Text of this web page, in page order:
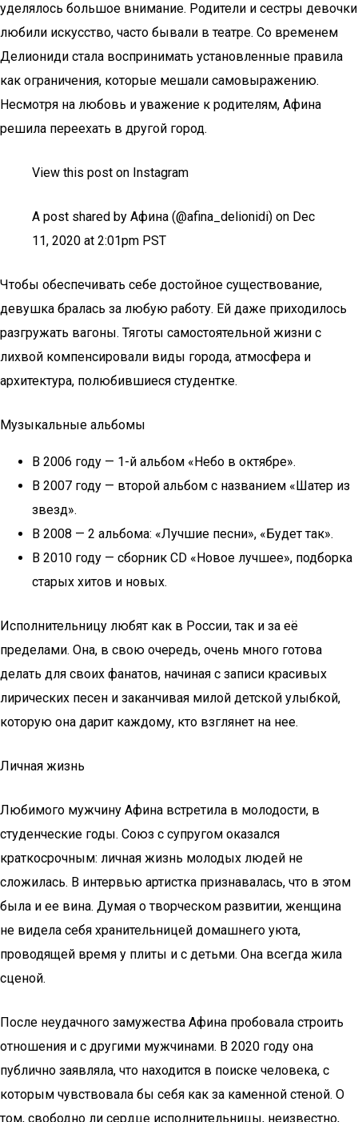
уделялось большое внимание. Родители и сестры девочки
любили искусство, часто бывали в театре. Со временем
Делиониди стала воспринимать установленные правила
как ограничения, которые мешали самовыражению.
Несмотря на любовь и уважение к родителям, Афина
решила переехать в другой город.
View this post on Instagram
A post shared by Афина (@afina_delionidi) on Dec
11, 2020 at 2:01pm PST
Чтобы обеспечивать себе достойное существование,
девушка бралась за любую работу. Ей даже приходилось
разгружать вагоны. Тяготы самостоятельной жизни с
лихвой компенсировали виды города, атмосфера и
архитектура, полюбившиеся студентке.
Музыкальные альбомы
В 2006 году — 1-й альбом «Небо в октябре».
В 2007 году — второй альбом с названием «Шатер из
звезд».
В 2008 — 2 альбома: «Лучшие песни», «Будет так».
В 2010 году — сборник CD «Новое лучшее», подборка
старых хитов и новых.
Исполнительницу любят как в России, так и за её
пределами. Она, в свою очередь, очень много готова
делать для своих фанатов, начиная с записи красивых
лирических песен и заканчивая милой детской улыбкой,
которую она дарит каждому, кто взглянет на нее.
Личная жизнь
Любимого мужчину Афина встретила в молодости, в
студенческие годы. Союз с супругом оказался
краткосрочным: личная жизнь молодых людей не
сложилась. В интервью артистка признавалась, что в этом
была и ее вина. Думая о творческом развитии, женщина
не видела себя хранительницей домашнего уюта,
проводящей время у плиты и с детьми. Она всегда жила
сценой.
После неудачного замужества Афина пробовала строить
отношения и с другими мужчинами. В 2020 году она
публично заявляла, что находится в поиске человека, с
которым чувствовала бы себя как за каменной стеной. О
том, свободно ли сердце исполнительницы, неизвестно,